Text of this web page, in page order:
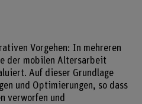
Vorgehen: In mehreren
der mobilen Altersarbeit
Auf dieser Grundlage
und Optimierungen, so dass
verworfen und